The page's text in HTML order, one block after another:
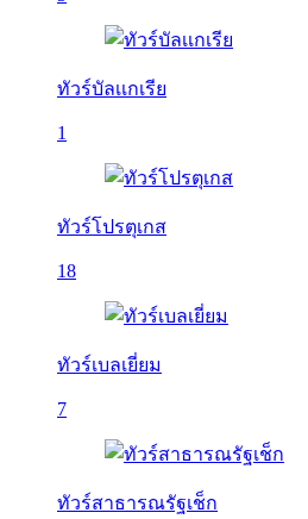
ทัวร์บัลเเกเรีย
1
ทัวร์โปรตุเกส
18
ทัวร์เบลเยี่ยม
7
ทัวร์สาธารณรัฐเช็ก